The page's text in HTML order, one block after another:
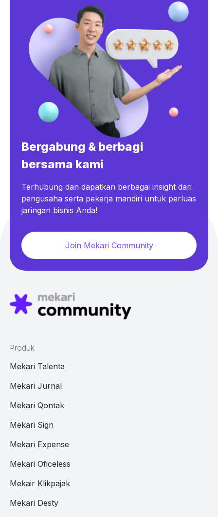
Bergabung & berbagi
bersama kami
Terhubung dan dapatkan berbagai insight dari
pengusaha serta pekerja mandiri untuk perluas
jaringan bisnis Anda!
Join Mekari Community
Produk
Mekari Talenta
Mekari Jurnal
Mekari Qontak
Mekari Sign
Mekari Expense
Mekari Oficeless
Mekair Klikpajak
Mekari Desty